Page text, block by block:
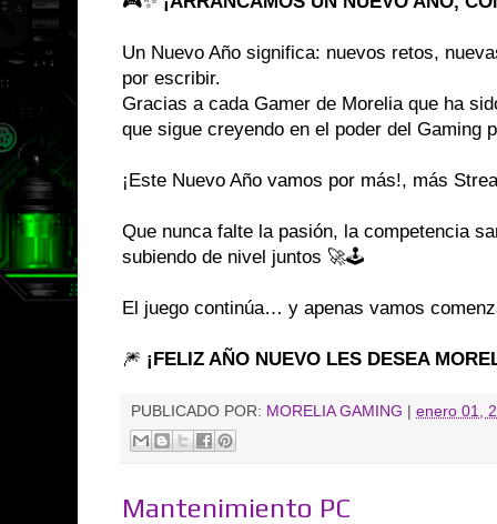
Un Nuevo Año significa: nuevos retos,
por escribir.
Gracias a cada Gamer de Morelia que ha
que sigue creyendo en el poder del Gaming
¡Este Nuevo Año vamos por más!, más
Que nunca falte la pasión, la competencia
subiendo de nivel juntos 🚀🕹️
El juego continúa… y apenas vamos
🎆 ¡FELIZ AÑO NUEVO LES DESEA
PUBLICADO POR: MORELIA GAMING enero 01,
Mantenimiento PC